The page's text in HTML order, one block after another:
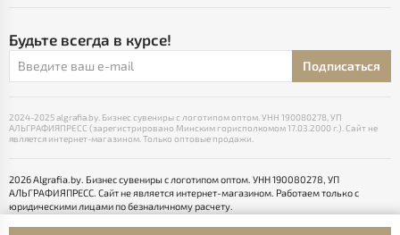
Будьте всегда в курсе!
Подписаться
2024-2025 algrafia.by. Бизнес сувениры с логотипом оптом. УНН 190080278, УП
АЛЬГРАФИЯПРЕСС (зарегистрировано Минским горисполкомом 17.03.2000 г.). Сайт не
является интернет-магазином. Только оптовые продажи.
2026 Algrafia.by. Бизнес сувениры с логотипом оптом. УНН 190080278, УП
АЛЬГРАФИЯПРЕСС. Сайт не является интернет-магазином. Работаем только с
юридическими лицами по безналичному расчету.